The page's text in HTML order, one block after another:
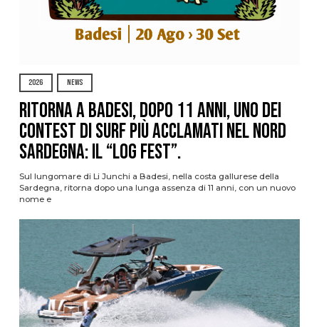
2026 NEWS
Ritorna a Badesi, dopo 11 anni, uno dei
contest di surf più acclamati nel nord
Sardegna: il “Log Fest”.
Sul lungomare di Li Junchi a Badesi, nella costa gallurese della
Sardegna, ritorna dopo una lunga assenza di 11 anni, con un nuovo
nome e